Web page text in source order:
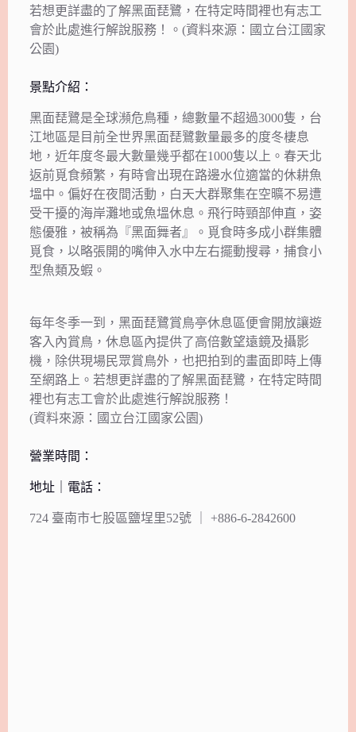
若想更詳盡的了解黑面琵鷺，在特定時間裡也有志工
會於此處進行解說服務！。(資料來源：國立台江國家
公園)
景點介紹：
黑面琵鷺是全球瀕危鳥種，總數量不超過3000隻，台
江地區是目前全世界黑面琵鷺數量最多的度冬棲息
地，近年度冬最大數量幾乎都在1000隻以上。春天北
返前覓食頻繁，有時會出現在路邊水位適當的休耕魚
塭中。偏好在夜間活動，白天大群聚集在空曠不易遭
受干擾的海岸灘地或魚塭休息。飛行時頸部伸直，姿
態優雅，被稱為『黑面舞者』。覓食時多成小群集體
覓食，以略張開的嘴伸入水中左右擺動搜尋，捕食小
型魚類及蝦。
每年冬季一到，黑面琵鷺賞鳥亭休息區便會開放讓遊
客入內賞鳥，休息區內提供了高倍數望遠鏡及攝影
機，除供現場民眾賞鳥外，也把拍到的畫面即時上傳
至網路上。若想更詳盡的了解黑面琵鷺，在特定時間
裡也有志工會於此處進行解說服務！
(資料來源：國立台江國家公園)
營業時間：
地址｜電話：
724 臺南市七股區鹽埕里52號 ｜ +886-6-2842600